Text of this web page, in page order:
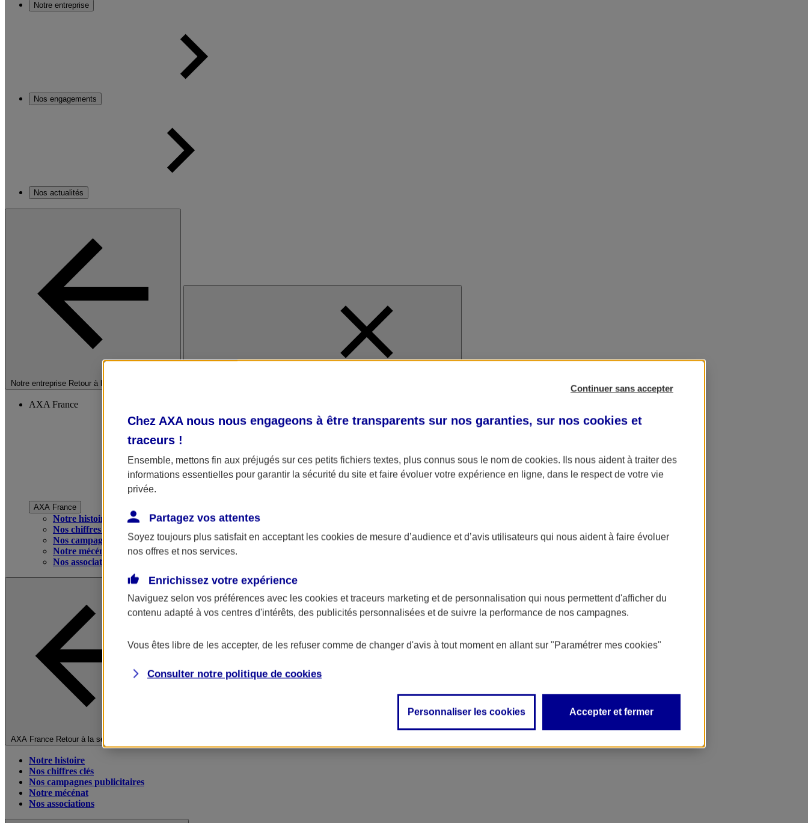
Notre entreprise
Nos engagements
Nos actualités
Notre entreprise Retour à la section précédente
AXA France
AXA France
Notre histoire
Nos chiffres clés
Nos campagnes publicitaires
Notre mécénat
Nos associations
AXA France Retour à la section précédente
Notre histoire
Nos chiffres clés
Nos campagnes publicitaires
Notre mécénat
Nos associations
Continuer sans accepter
Chez AXA nous nous engageons à être transparents sur nos garanties, sur nos cookies et
traceurs !
Ensemble, mettons fin aux préjugés sur ces petits fichiers textes, plus connus sous le nom de cookies. Ils nous aident à traiter des
informations essentielles pour garantir la sécurité du site et faire évoluer votre expérience en ligne, dans le respect de votre vie
privée.
Partagez vos attentes
Soyez toujours plus satisfait en acceptant les cookies de mesure d’audience et d’avis utilisateurs qui nous aident à faire évoluer
nos offres et nos services.
Enrichissez votre expérience
Naviguez selon vos préférences avec les cookies et traceurs marketing et de personnalisation qui nous permettent d'afficher du
contenu adapté à vos centres d'intérêts, des publicités personnalisées et de suivre la performance de nos campagnes.
Vous êtes libre de les accepter, de les refuser comme de changer d'avis à tout moment en allant sur "Paramétrer mes cookies"
Consulter notre politique de cookies
Personnaliser les cookies Accepter et fermer